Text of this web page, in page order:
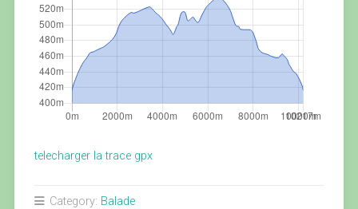
telecharger la trace gpx
Category: Balade